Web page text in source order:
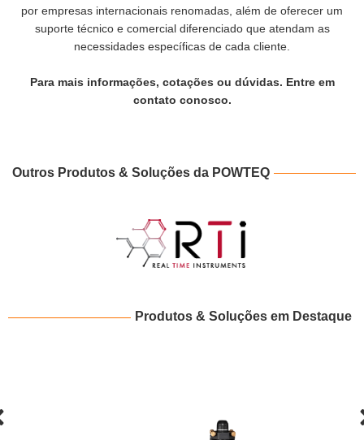
por empresas internacionais renomadas, além de oferecer um
suporte técnico e comercial diferenciado que atendam as
necessidades específicas de cada cliente.
Para mais informações, cotações ou dúvidas. Entre em
contato conosco.
Outros Produtos & Soluções da POWTEQ
Produtos & Soluções em Destaque